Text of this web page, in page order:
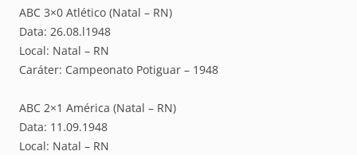
ABC 3×0 Atlético (Natal – RN)
Data: 26.08.l1948
Local: Natal – RN
Caráter: Campeonato Potiguar – 1948
ABC 2×1 América (Natal – RN)
Data: 11.09.1948
Local: Natal – RN